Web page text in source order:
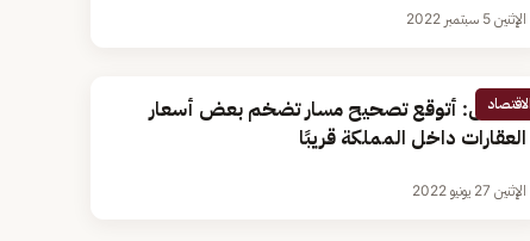
الإثنين 5 سبتمبر 2022
الاقتصاد
مختص: أتوقع تصحيح مسار تضخم بعض أسعار
العقارات داخل المملكة قريبًا
الإثنين 27 يونيو 2022